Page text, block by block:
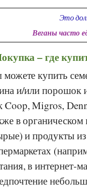
Это
Веганы часто
– где
купить
и/или порошок
Coop,Migros,
в
и продукты
в интернет-